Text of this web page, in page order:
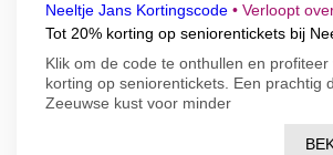
Neeltje Jans Kortingscode • Verloopt
Tot 20% korting op seniorentickets bij
Klik om de code te onthullen en
korting op seniorentickets. Een prachtig
Zeeuwse kust voor minder